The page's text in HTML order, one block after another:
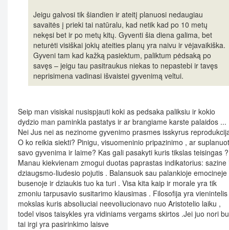
Jeigu galvosi tik šiandien ir ateitį planuosi nedaugiau
savaitės į prieki tai natūralu, kad netik kad po 10 metų
nekęsi bet ir po metų kitų. Gyventi šia diena galima, bet
neturėti visiškai jokių ateities planų yra naivu ir vėjavaikiška.
Gyveni tam kad kažką pasiektum, paliktum pėdsaką po
savęs – jeigu tau pasitraukus niekas to nepastebi ir tavęs
neprisimena vadinasi išvaistei gyvenimą veltui.
Seip man visiskai nusispjauti koki as pedsaka paliksiu ir kokio
dydzio man paminkla pastatys ir ar brangiame karste palaidos ...
Nei Jus nei as nezinome gyvenimo prasmes isskyrus
O ko reikia siekti? Pinigu, visuomeninio pripazinimo , ar
savo gyvenima ir laime? Kas gali pasakyti kuris tikslas teisingas ?
Manau kiekvienam zmogui duotas paprastas indikatorius: sazine
dziaugsmo-liudesio pojutis . Balansuok sau palankioje emocineje
busenoje ir dziaukis tuo ka turi . Visa kita kaip ir morale yra tik
zmoniu tarpusavio susitarimo klausimas . Filosofija yra vienintelis
mokslas kuris absoliuciai neevoliucionavo nuo Aristotelio laiku ,
todel visos taisykles yra vidiniams vergams skirtos .Jei juo nori
tai irgi yra pasirinkimo laisve